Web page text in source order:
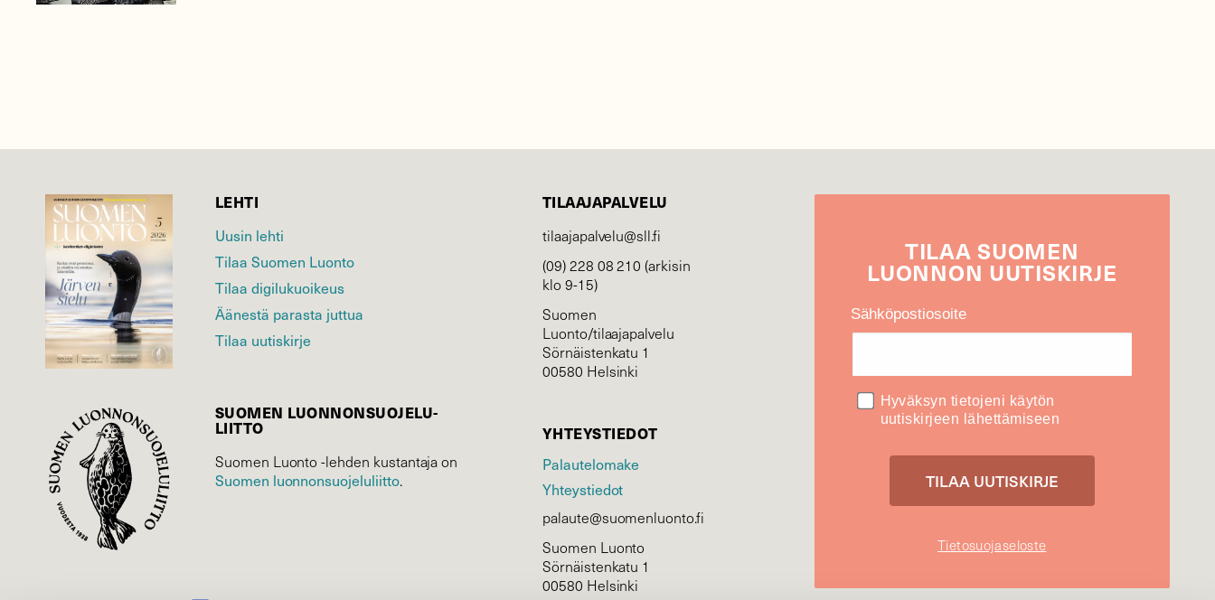
LEHTI
Uusin lehti
Tilaa Suomen Luonto
Tilaa digilukuoikeus
Äänestä parasta juttua
Tilaa uutiskirje
SUOMEN LUONNON­SUOJELU­
LIITTO
Suomen Luonto -lehden kustantaja on
Suomen luonnonsuojelu­liitto.
TILAAJAPALVELU
tilaajapalvelu@sll.fi
(09) 228 08 210 (arkisin
klo 9-15)
Suomen
Luonto/tilaajapalvelu
Sörnäistenkatu 1
00580 Helsinki
YHTEYSTIEDOT
Palautelomake
Yhteystiedot
palaute@suomenluonto.fi
Suomen Luonto
Sörnäistenkatu 1
00580 Helsinki
TILAASUOMEN
LUONNON UUTIS­KIRJE
Sähköpostiosoite
Hyväksyn tietojeni käytön
uutiskirjeen lähettämiseen
Tietosuojaseloste